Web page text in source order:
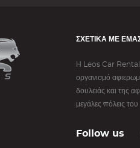
ΣΧΕΤΙΚΆ ΜΕ
Η Leos Car Rentals
οργανισμό
δουλειάς και της
μεγάλες πόλεις του
Follow us